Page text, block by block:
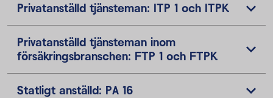
Privatanställd tjänsteman: ITP 1 och ITPK
Privatanställd tjänsteman inom
försäkringsbranschen: FTP 1 och FTPK
Statligt anställd: PA 16